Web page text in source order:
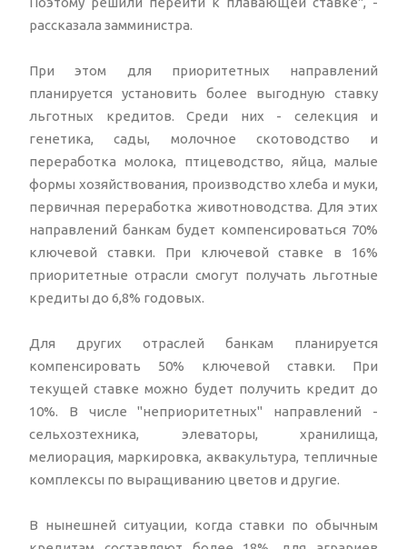
рассказала замминистра.
При этом для приоритетных направлений
планируется установить более выгодную ставку
льготных кредитов. Среди них - селекция и
генетика, сады, молочное скотоводство и
переработка молока, птицеводство, яйца, малые
формы хозяйствования, производство хлеба и муки,
первичная переработка животноводства. Для этих
направлений банкам будет компенсироваться 70%
ключевой ставки. При ключевой ставке в 16%
приоритетные отрасли смогут получать льготные
кредиты до 6,8% годовых.
Для других отраслей банкам планируется
компенсировать 50% ключевой ставки. При
текущей ставке можно будет получить кредит до
10%. В числе "неприоритетных" направлений -
сельхозтехника, элеваторы, хранилища,
мелиорация, маркировка, аквакультура, тепличные
комплексы по выращиванию цветов и другие.
В нынешней ситуации, когда ставки по обычным